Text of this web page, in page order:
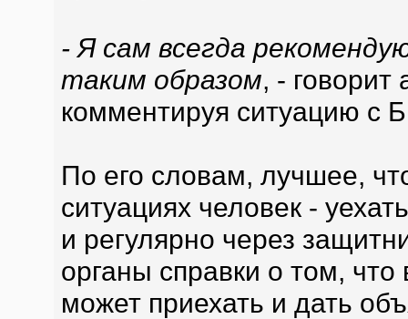
- Я сам всегда
таким образом, -
комментируя ситуацию с
По его словам, лучшее,
ситуациях человек -
и регулярно через
органы справки о том, что
может приехать и дать